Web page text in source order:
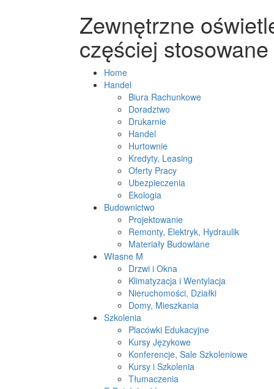
Zewnętrzne
częściej stosowane
Home
Handel
Biura Rachunkowe
Doradztwo
Drukarnie
Handel
Hurtownie
Kredyty, Leasing
Oferty Pracy
Ubezpieczenia
Ekologia
Budownictwo
Projektowanie
Remonty, Elektryk, Hydraulik
Materiały Budowlane
Własne M
Drzwi i Okna
Klimatyzacja i Wentylacja
Nieruchomości, Działki
Domy, Mieszkania
Szkolenia
Placówki Edukacyjne
Kursy Językowe
Konferencje, Sale Szkoleniowe
Kursy i Szkolenia
Tłumaczenia